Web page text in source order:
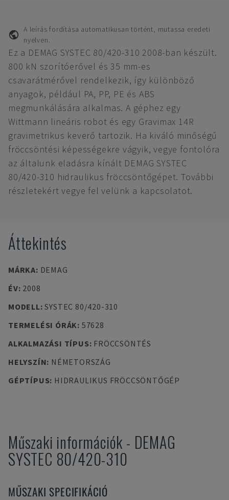
A leírás fordítása automatikusan történt, mutassa eredeti
nyelven.
Ez a DEMAG SYSTEC 80/420-310 2008-ban készült.
800 kN szorítóerővel és 35 mm-es
csavarátmérővel rendelkezik, így különböző
anyagok, például PA, PP, PE és ABS
megmunkálására alkalmas. A géphez egy
Wittmann lineáris robot és egy Gravimax 14R
gravimetrikus keverő tartozik. Ha kiváló minőségű
fröccsöntési képességekre vágyik, vegye fontolóra
az általunk eladásra kínált DEMAG SYSTEC
80/420-310 hidraulikus fröccsöntőgépet. További
részletekért vegye fel velünk a kapcsolatot.
Áttekintés
MÁRKA: DEMAG
ÉV: 2008
MODELL:SYSTEC 80/420-310
TERMELÉSI ÓRÁK: 57628
ALKALMAZÁSI TÍPUS: FRÖCCSÖNTÉS
HELYSZÍN: NÉMETORSZÁG
GÉPTÍPUS: HIDRAULIKUS FRÖCCSÖNTŐGÉP
Műszaki információk - DEMAG
SYSTEC 80/420-310
MŰSZAKI SPECIFIKÁCIÓ